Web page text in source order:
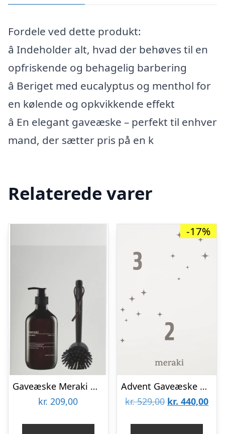
Fordele ved dette produkt:
â Indeholder alt, hvad der behøves til en
opfriskende og behagelig barbering
â Beriget med eucalyptus og menthol for
en kølende og opkvikkende effekt
â En elegant gaveæske – perfekt til enhver
mand, der sætter pris på en k
Relaterede varer
Gaveæske Meraki Herbal Nest – opvaskesæt med svanemærket opvaskemiddel & bambus opvaskebørste
kr. 209,00
-17%
Advent Gaveæske Meraki Advent-serie Hvid/Sort 31x43x8 cm
kr.529,00 Den
kr. 440,00Den